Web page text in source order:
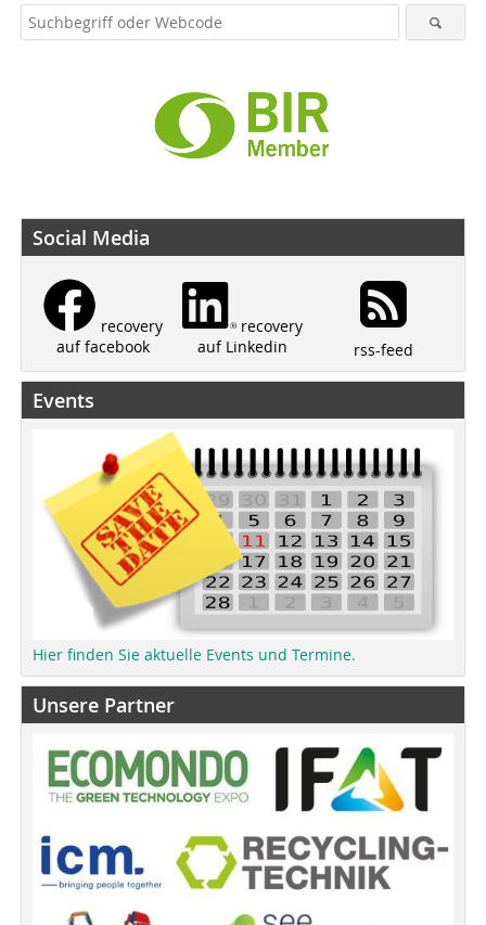
Social Media
recovery
auf facebook
recovery
auf Linkedin
rss-feed
Events
Hier finden Sie aktuelle Events und Termine.
Unsere Partner